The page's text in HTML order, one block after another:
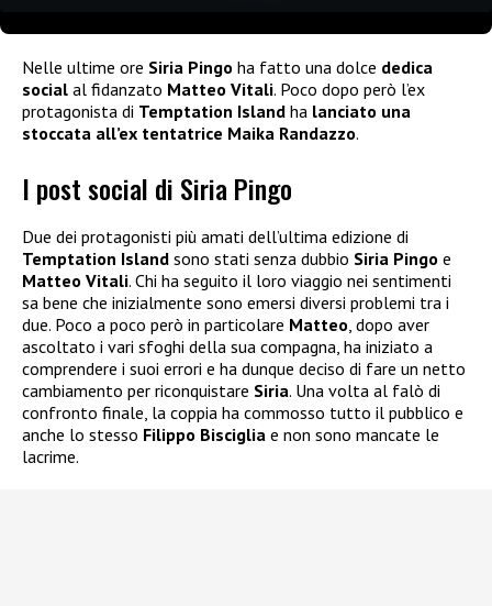
Nelle ultime ore Siria Pingo ha fatto una dolce dedica
social al fidanzato Matteo Vitali. Poco dopo però l’ex
protagonista di Temptation Island ha lanciato una
stoccata all’ex tentatrice Maika Randazzo.
I post social di Siria Pingo
Due dei protagonisti più amati dell’ultima edizione di
Temptation Island sono stati senza dubbio Siria Pingo e
Matteo Vitali. Chi ha seguito il loro viaggio nei sentimenti
sa bene che inizialmente sono emersi diversi problemi tra i
due. Poco a poco però in particolare Matteo, dopo aver
ascoltato i vari sfoghi della sua compagna, ha iniziato a
comprendere i suoi errori e ha dunque deciso di fare un netto
cambiamento per riconquistare Siria. Una volta al falò di
confronto finale, la coppia ha commosso tutto il pubblico e
anche lo stesso Filippo Bisciglia e non sono mancate le
lacrime.